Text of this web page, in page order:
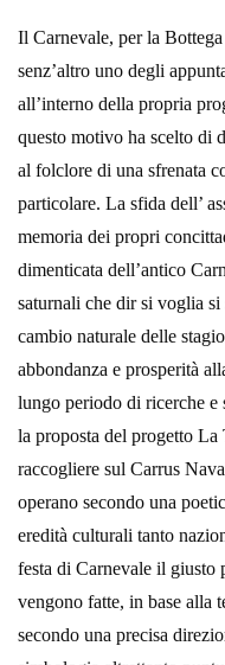
Il Carnevale, per la
senz’altro uno degli
all’interno della propria
questo motivo ha scelto di
al folclore di una sfrenata
particolare. La sfida dell’
memoria dei propri
dimenticata dell’antico
saturnali che dir si voglia
cambio naturale delle
abbondanza e prosperità
lungo periodo di ricerche e
la proposta del progetto
raccogliere sul Carrus
operano secondo una
eredità culturali tanto
festa di Carnevale il giusto
vengono fatte, in base alla
secondo una precisa